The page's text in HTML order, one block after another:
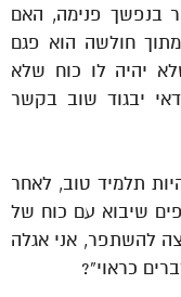
בנפשך פנימה, האם
חולשה הוא פגם
יהיה לו כוח שלא
יבגוד שוב בקשר
תלמיד טוב, לאחר
שיבוא עם כוח של
להשתפר, אני אגלה
כראוי”?